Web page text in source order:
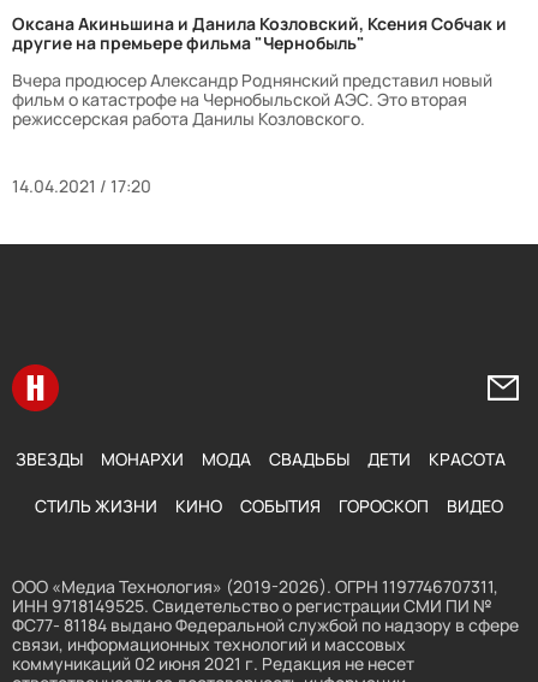
Оксана Акиньшина и Данила Козловский, Ксения Собчак и
другие на премьере фильма "Чернобыль"
Вчера продюсер Александр Роднянский представил новый
фильм о катастрофе на Чернобыльской АЭС. Это вторая
режиссерская работа Данилы Козловского.
14.04.2021 / 17:20
Перейти на главную
ЗВЕЗДЫ МОНАРХИ МОДА СВАДЬБЫ ДЕТИ КРАСОТА
СТИЛЬ ЖИЗНИ КИНО СОБЫТИЯ ГОРОСКОП ВИДЕО
ООО «Медиа Технология» (2019-2026). ОГРН 1197746707311,
ИНН 9718149525. Свидетельство о регистрации СМИ ПИ №
ФС77- 81184 выдано Федеральной службой по надзору в сфере
связи, информационных технологий и массовых
коммуникаций 02 июня 2021 г. Редакция не несет